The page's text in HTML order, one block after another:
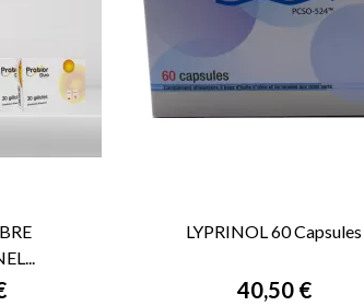
LYPRINOL 60 Capsules
40,50 €